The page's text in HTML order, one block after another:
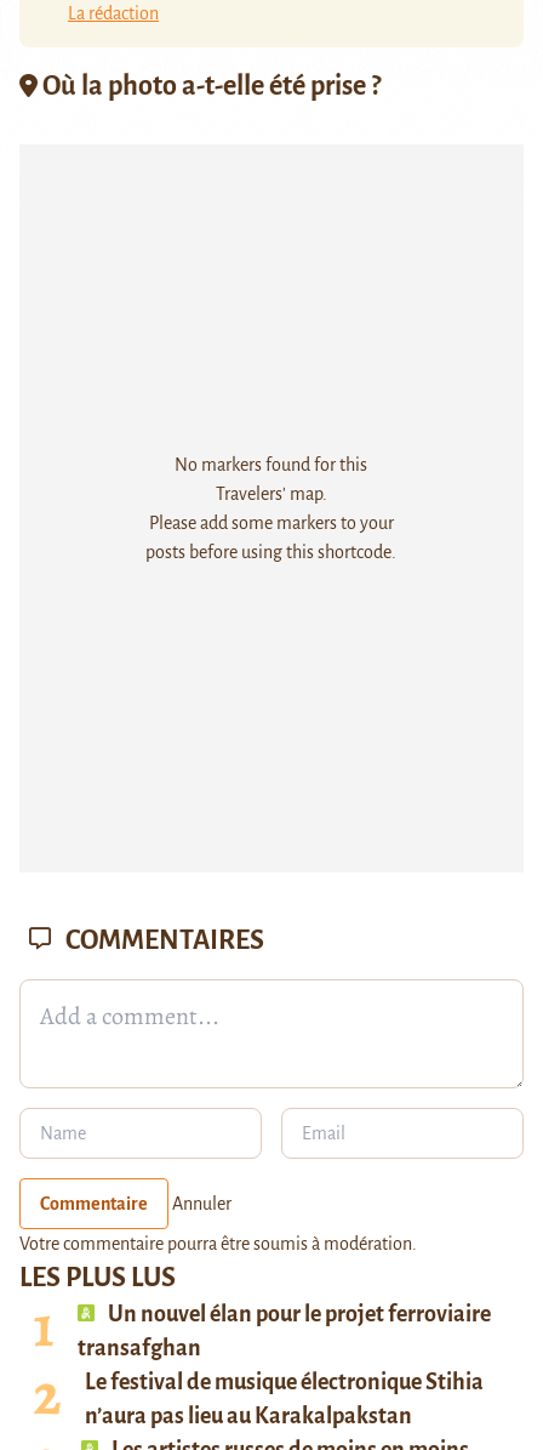
La rédaction
Où la photo a-t-elle été prise ?
No markers found for this
Travelers' map.
Please add some markers to your
posts before using this shortcode.
LES PLUS LUS
Un nouvel élan pour le projet ferroviaire
transafghan
Le festival de musique électronique Stihia
n’aura pas lieu au Karakalpakstan
COMMENTAIRES
Commentaire Annuler
Votre commentaire pourra être soumis à modération.